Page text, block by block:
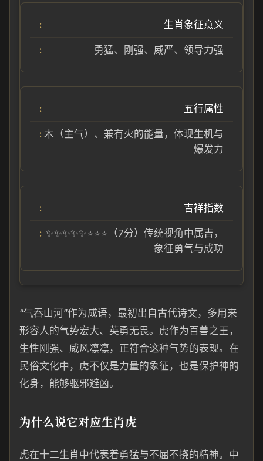
生肖象征意义
勇猛、刚强、威严、领导力强
五行属性
木（主气）、兼有火的能量，体现生机与
爆发力
吉祥指数
✨✨✨✨✨⭐⭐⭐（7分）传统视角中属吉，
象征勇气与成功
“气吞山河”作为成语，最初出自古代诗文，多用来
形容人的气势宏大、英勇无畏。虎作为百兽之王，
生性刚强、威风凛凛，正符合这种气势的表现。在
民俗文化中，虎不仅是力量的象征，也是保护神的
化身，能够驱邪避凶。
为什么说它对应生肖虎
虎在十二生肖中代表着勇猛与不屈不挠的精神。中